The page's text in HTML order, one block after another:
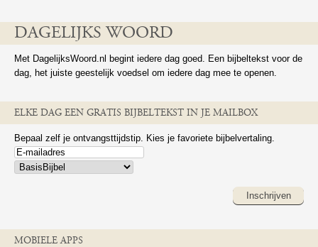
DAGELIJKS WOORD
Met DagelijksWoord.nl begint iedere dag goed. Een bijbeltekst voor de
dag, het juiste geestelijk voedsel om iedere dag mee te openen.
ELKE DAG EEN GRATIS BIJBELTEKST IN JE MAILBOX
Bepaal zelf je ontvangsttijdstip. Kies je favoriete bijbelvertaling.
Inschrijven
MOBIELE APPS